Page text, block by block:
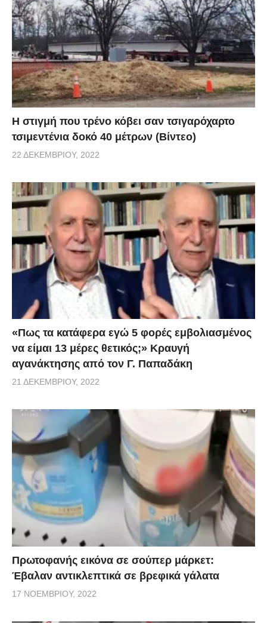
H στιγμή που τρένο κόβει σαν τσιγαρόχαρτο
τσιμεντένια δοκό 40 μέτρων (Βίντεο)
22 ΔΕΚΕΜΒΡΊΟΥ, 2022
«Πως τα κατάφερα εγώ 5 φορές εμβoλιασμένος
να είμαι 13 μέρες θετικός;» Κραυγή
αγανάκτησης από τον Γ. Παπαδάκη
21 ΔΕΚΕΜΒΡΊΟΥ, 2022
Πρωτοφανής εικόνα σε σούπερ μάρκετ:
Έβαλαν αντικλεπτικά σε βρεφικά γάλατα
17 ΝΟΕΜΒΡΊΟΥ, 2022